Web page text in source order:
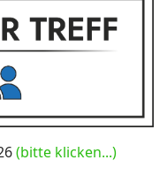
(bitte klicken...)